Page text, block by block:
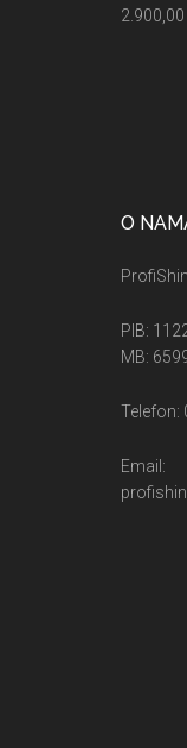
2.900,00
O
PIB:
MB:
Telefon:
Email: